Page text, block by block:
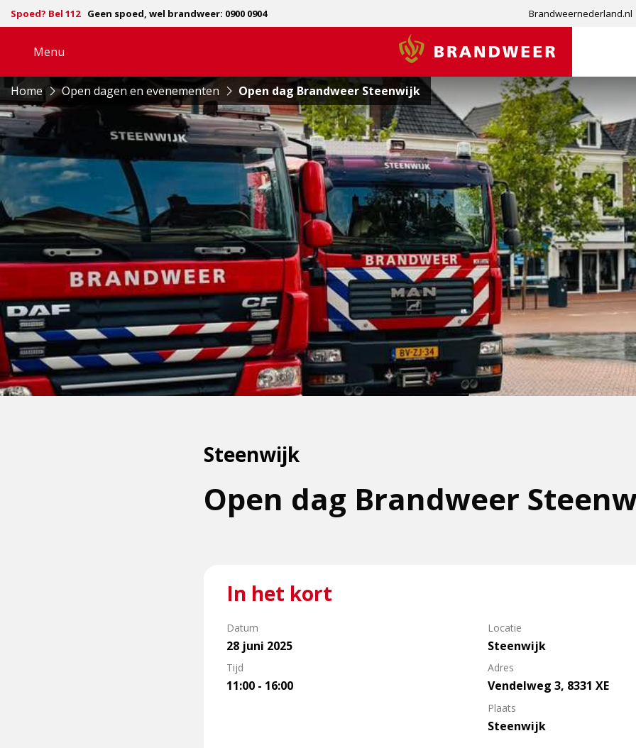
Spoed? Bel 112 Geen spoed, wel brandweer: 0900 0904 Brandweernederland.nl
Menu
navigatie
Brandweer
Home Open dagen en evenementen Open dag Brandweer Steenwijk
Open dag Brandweer
Steenwijk
In het kort
Datum
28 juni 2025
Tijd
11:00 - 16:00
Locatie
Steenwijk
Adres
Vendelweg 3, 8331 XE
Plaats
Steenwijk